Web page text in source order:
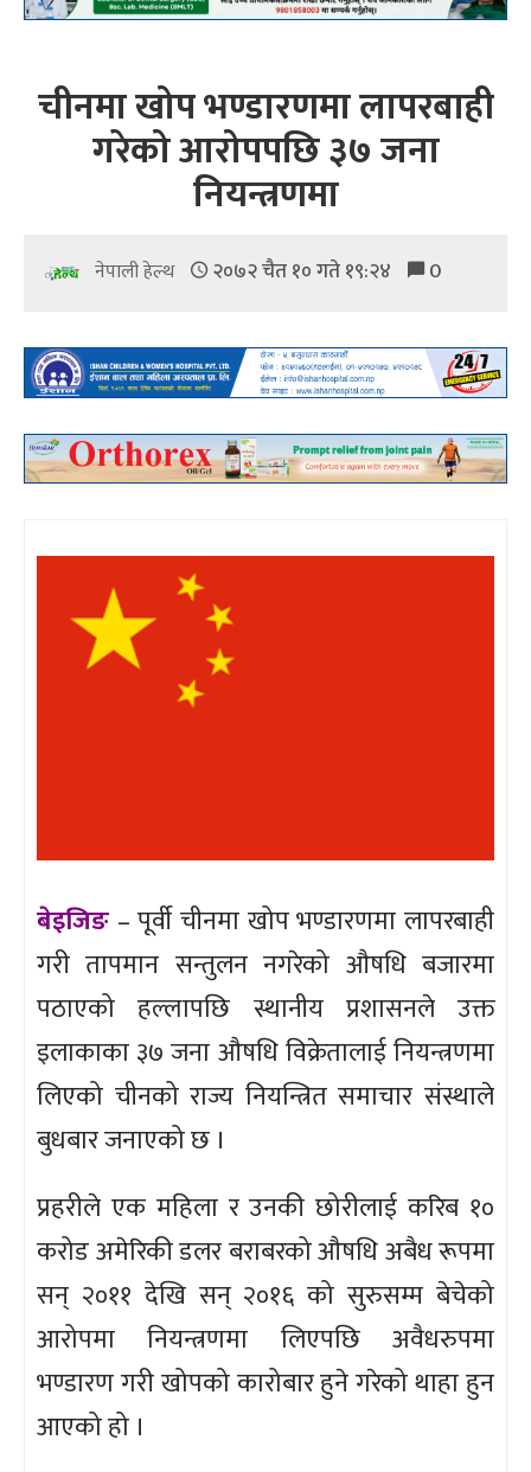
चीनमा खोप भण्डारणमा लापरबाही
गरेको आरोपपछि ३७ जना
नियन्त्रणमा
नेपाली हेल्थ २०७२ चैत १० गते १९:२४ 0
बेइजिङ – पूर्वी चीनमा खोप भण्डारणमा लापरबाही
गरी तापमान सन्तुलन नगरेको औषधि बजारमा
पठाएको हल्लापछि स्थानीय प्रशासनले उक्त
इलाकाका ३७ जना औषधि विक्रेतालाई नियन्त्रणमा
लिएको चीनको राज्य नियन्त्रित समाचार संस्थाले
बुधबार जनाएको छ ।
प्रहरीले एक महिला र उनकी छोरीलाई करिब १०
करोड अमेरिकी डलर बराबरको औषधि अबैध रूपमा
सन् २०११ देखि सन् २०१६ को सुरुसम्म बेचेको
आरोपमा नियन्त्रणमा लिएपछि अवैधरुपमा
भण्डारण गरी खोपको कारोबार हुने गरेको थाहा हुन
आएको हो ।